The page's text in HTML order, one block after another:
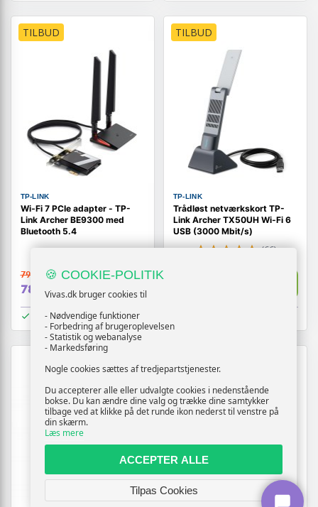
TILBUD
TP-LINK
Wi‑Fi 7 PCIe adapter - TP-
Link Archer BE9300 med
Bluetooth 5.4
799,-
789,- Vis
På lager
TILBUD
TP-LINK
Trådløst netværkskort TP-
Link Archer TX50UH Wi‑Fi 6
USB (3000 Mbit/s)
(66)
🍪 COOKIE-POLITIK
Vivas.dk bruger cookies til
- Nødvendige funktioner
- Forbedring af brugeroplevelsen
- Statistik og webanalyse
- Markedsføring
Nogle cookies sættes af tredjepartstjenester.
Du accepterer alle eller udvalgte cookies i nedenstående
bokse. Du kan ændre dine valg og trække dine samtykker
tilbage ved at klikke på det runde ikon nederst til venstre på
din skærm.
Læs mere
ACCEPTER ALLE
Tilpas Cookies